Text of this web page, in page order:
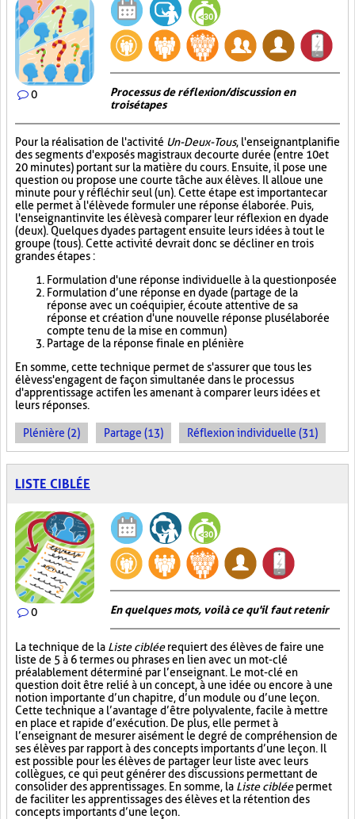
0
Processus de réflexion/discussion en
trois étapes
Pour la réalisation de l'activité Un-Deux-Tous, l'enseignant planifie
des segments d'exposés magistraux de courte durée (entre 10 et
20 minutes) portant sur la matière du cours. Ensuite, il pose une
question ou propose une courte tâche aux élèves. Il alloue une
minute pour y réfléchir seul (un). Cette étape est importante car
elle permet à l'élève de formuler une réponse élaborée. Puis,
l'enseignant invite les élèves à comparer leur réflexion en dyade
(deux). Quelques dyades partagent ensuite leurs idées à tout le
groupe (tous). Cette activité devrait donc se décliner en trois
grandes étapes :
Formulation d'une réponse individuelle à la question posée
Formulation d’une réponse en dyade (partage de la
réponse avec un coéquipier, écoute attentive de sa
réponse et création d'une nouvelle réponse plus élaborée
compte tenu de la mise en commun)
Partage de la réponse finale en plénière
En somme, cette technique permet de s'assurer que tous les
élèves s'engagent de façon simultanée dans le processus
d'apprentissage actif en les amenant à comparer leurs idées et
leurs réponses.
Plénière (2) Partage (13) Réflexion individuelle (31)
LISTE CIBLÉE
0 En quelques mots, voilà ce qu'il faut retenir
La technique de la Liste cibléerequiert des élèves de faire une
liste de 5 à 6 termes ou phrases en lien avec un mot-clé
préalablement déterminé par l’enseignant. Le mot-clé en
question doit être relié à un concept, à une idée ou encore à une
notion importante d’un chapitre, d’un module ou d’une leçon.
Cette technique a l’avantage d’être polyvalente, facile à mettre
en place et rapide d’exécution. De plus, elle permet à
l’enseignant de mesurer aisément le degré de compréhension de
ses élèves par rapport à des concepts importants d’une leçon. Il
est possible pour les élèves de partager leur liste avec leurs
collègues, ce qui peut générer des discussions permettant de
consolider des apprentissages. En somme, la Liste cibléepermet
de faciliter les apprentissages des élèves et la rétention des
concepts importants d’une leçon.